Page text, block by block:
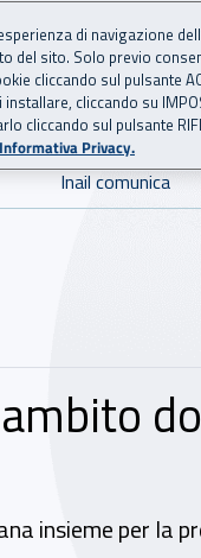
per
Inail comunica
insieme per la
di navigazione
del sito. Solo previo
cliccando sul pulsante
cliccando su
sul pulsante
Informativa Privacy.